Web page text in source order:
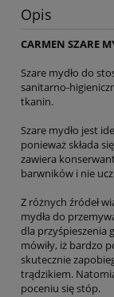
Opis
CARMEN SZARE
Szare mydło do
sanitarno-
tkanin.
Szare mydło jest
ponieważ składa
zawiera
barwników i nie
Z różnych źródeł
mydła do
dla przyśpieszenia
mówiły, iż bardzo
skutecznie
trądzikiem.
poceniu się stóp.